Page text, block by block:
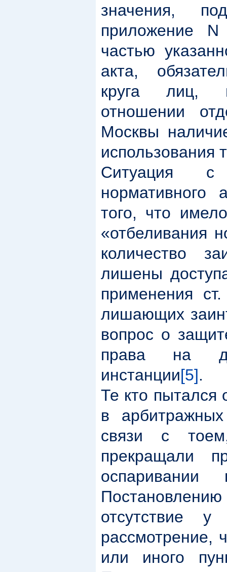
значения,
приложение
частью
акта,
круга лиц,
отношении
Москвы
использования
Ситуация с
нормативного
того, что
«отбеливания
количество
лишены
применения
лишающих
вопрос о
права на
инстанции[5].
Те кто пытался
в
связи с
прекращали
отсутствие
рассмотрение,
или иного